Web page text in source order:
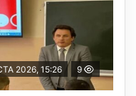
2026, 15:26 9